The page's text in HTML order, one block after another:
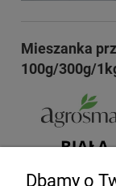
Mieszanka
100g/300g/
Dbamy o